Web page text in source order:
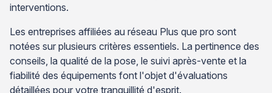
interventions.
Les entreprises affiliées au réseau Plus que pro sont
notées sur plusieurs critères essentiels. La pertinence des
conseils, la qualité de la pose, le suivi après-vente et la
fiabilité des équipements font l'objet d'évaluations
détaillées pour votre tranquillité d'esprit.